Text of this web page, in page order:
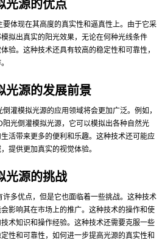
光源的优点
体现在其高度的真实性和逼真性上。由于它采
拟出真实的阳光效果，无论在何种光线条件
验。这种技术还具有较高的稳定性和可靠性，
光源的发展前景
灌模拟光源的应用领域将会更加广泛。例如，
光倒灌模拟光源，它可以模拟出各种自然光
活带来更多的便利和乐趣。这种技术还可能应
提供更加真实的视觉体验。
光源的挑战
多优点，但是它也面临着一些挑战。这种技术
影响其在市场上的推广。这种技术的操作和使
术知识和操作经验。这种技术还需要克服一些
性和可靠性，如何进一步提高光源的真实性和